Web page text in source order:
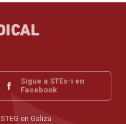
Sigue a STEs-i en
Facebook
STEG en Galiza